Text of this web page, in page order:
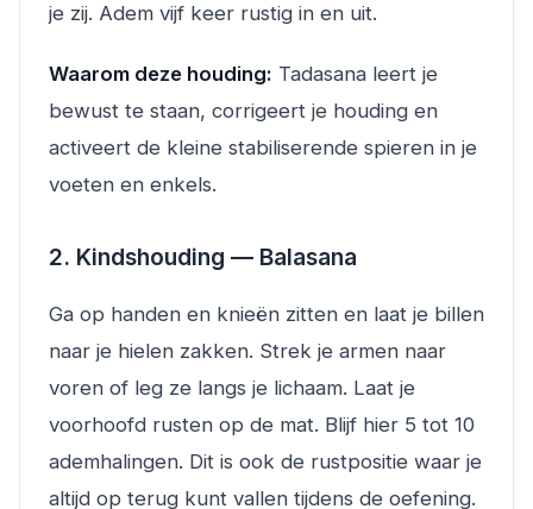
je zij. Adem vijf keer rustig in en uit.
Waarom deze houding: Tadasana leert je
bewust te staan, corrigeert je houding en
activeert de kleine stabiliserende spieren in je
voeten en enkels.
2. Kindshouding — Balasana
Ga op handen en knieën zitten en laat je billen
naar je hielen zakken. Strek je armen naar
voren of leg ze langs je lichaam. Laat je
voorhoofd rusten op de mat. Blijf hier 5 tot 10
ademhalingen. Dit is ook de rustpositie waar je
altijd op terug kunt vallen tijdens de oefening.